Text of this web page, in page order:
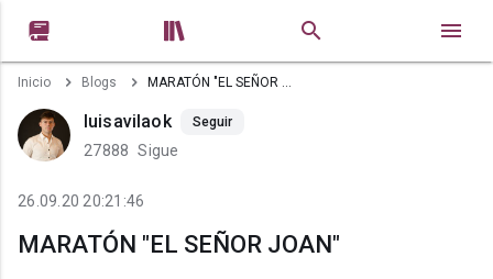
 
Inicio Blogs MARATÓN "EL SEÑOR JOAN"
luisavilaok Seguir
27888 Sigue
26.09.20 20:21:46
MARATÓN "EL SEÑOR JOAN"